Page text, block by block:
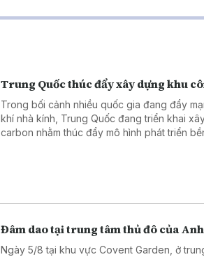
Trung Quốc thúc đẩy xây dựng khu
Trong bối cảnh nhiều quốc gia đang đẩy
khí nhà kính, Trung Quốc đang triển khai
carbon nhằm thúc đẩy mô hình phát triển
Đâm dao tại trung tâm thủ đô của Anh
Ngày 5/8 tại khu vực Covent Garden, ở